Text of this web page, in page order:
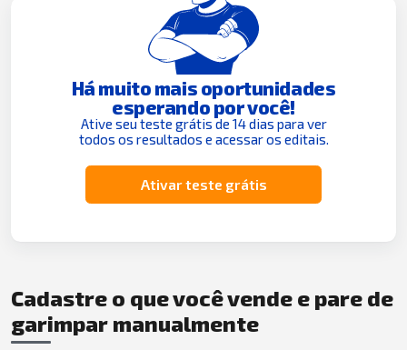
Há muito mais oportunidades
esperando por você!
Ative seu teste grátis de 14 dias para ver
todos os resultados e acessar os editais.
Ativar teste grátis
Cadastre o que você vende e pare de
garimpar manualmente